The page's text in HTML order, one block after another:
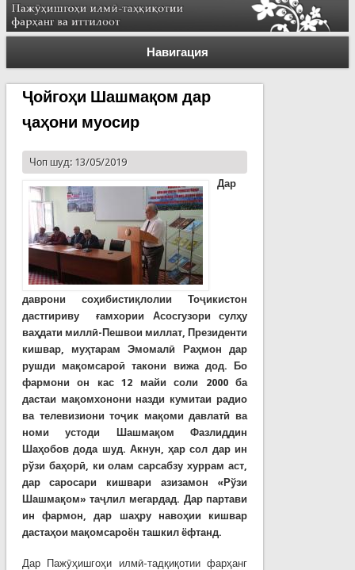
Навигация
Ҷойгоҳи Шашмақом дар
ҷаҳони муосир
Чоп шуд: 13/05/2019
Дар
даврони соҳибистиқлолии Тоҷикистон
дастгириву ғамхории Асосгузори сулҳу
ваҳдати миллӣ-Пешвои миллат, Президенти
кишвар, муҳтарам Эмомалӣ Раҳмон дар
рушди мақомсароӣ такони вижа дод. Бо
фармони он кас 12 майи соли 2000 ба
дастаи мақомхонони назди кумитаи радио
ва телевизиони тоҷик мақоми давлатӣ ва
номи устоди Шашмақом Фазлиддин
Шаҳобов дода шуд. Акнун, ҳар сол дар ин
рўзи баҳорӣ, ки олам сарсабзу хуррам аст,
дар саросари кишвари азизамон «Рўзи
Шашмақом» таҷлил мегардад. Дар партави
ин фармон, дар шаҳру навоҳии кишвар
дастаҳои мақомсароён ташкил ёфтанд.
Дар Пажӯҳишгоҳи илмӣ-тадқиқотии фарҳанг